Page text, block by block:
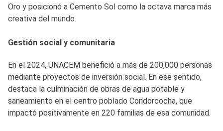
Oro y posicionó a Cemento Sol como la octava marca más
creativa del mundo.
Gestión social y comunitaria
En el 2024, UNACEM benefició a más de 200,000 personas
mediante proyectos de inversión social. En ese sentido,
destaca la culminación de obras de agua potable y
saneamiento en el centro poblado Condorcocha, que
impactó positivamente en 220 familias de esa comunidad.